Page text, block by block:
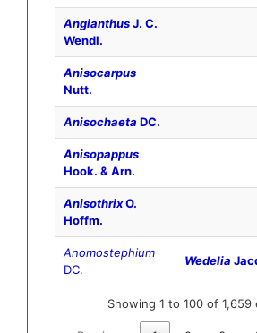
AngianthusJ. C.
Wendl.
Anisocarpus
Nutt.
Anisochaeta DC.
Anisopappus
Hook. & Arn.
AnisothrixO.
Hoffm.
Anomostephium
DC.
Wedelia
Showing 1 to 100 of 1,659